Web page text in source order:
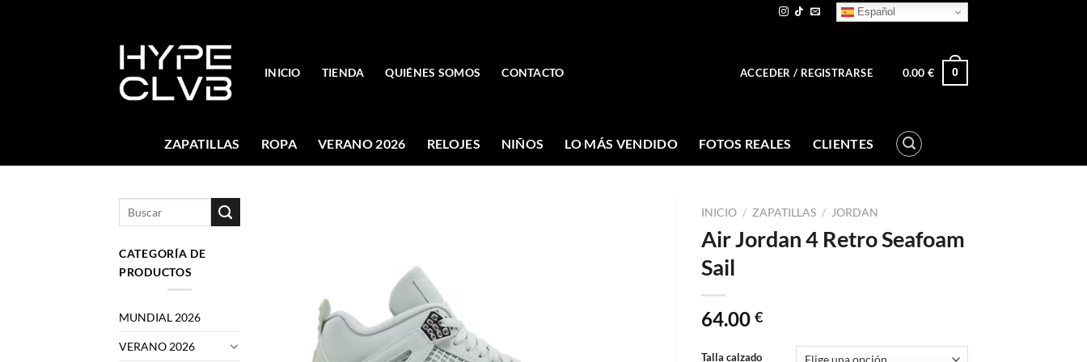
Español
INICIO TIENDA QUIÉNES SOMOS CONTACTO ACCEDER / REGISTRARSE 0.00€ 0
ZAPATILLAS ROPA VERANO 2026 RELOJES NIÑOS LO MÁS VENDIDO FOTOS REALES CLIENTES
CATEGORÍA DE
PRODUCTOS
MUNDIAL 2026
VERANO 2026
INICIO / ZAPATILLAS / JORDAN
Air Jordan 4 Retro Seafoam
Sail
64.00 €
Talla calzado